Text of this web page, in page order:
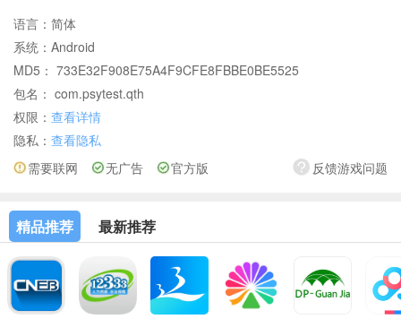
语言： 简体
系统： Android
MD5： 733E32F908E75A4F9CFE8FBBE0BE5525
包名： com.psytest.qth
权限： 查看详情
隐私： 查看隐私
反馈游戏问题
需要联网 无广告 官方版
精品推荐 最新推荐